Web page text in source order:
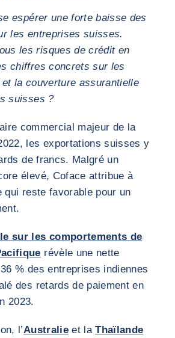
espérer une forte baisse des
les entreprises suisses.
les risques de crédit en
chiffres concrets sur les
la couverture assurantielle
suisses ?
commercial majeur de la
les exportations suisses y
de francs. Malgré un
élevé, Coface attribue à
qui reste favorable pour un
sur les comportements de
révèle une nette
% des entreprises indiennes
des retards de paiement en
2023.
l’Australieet laThaïlande